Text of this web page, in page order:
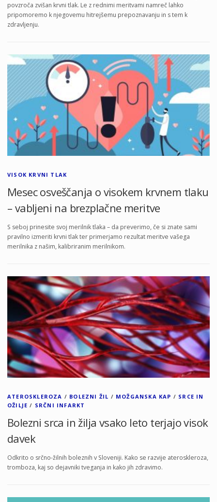
povzroča zvišan krvni tlak. Le z rednimi meritvami namreč lahko
pripomoremo k njegovemu hitrejšemu prepoznavanju in s tem k
zdravljenju.
VISOK KRVNI TLAK
Mesec osveščanja o visokem krvnem tlaku
– vabljeni na brezplačne meritve
S seboj prinesite svoj merilnik tlaka – da preverimo, če si znate sami
pravilno izmeriti krvni tlak ter primerjamo rezultat meritve vašega
merilnika z našim, kalibriranim merilnikom.
ATEROSKLEROZA / BOLEZNI ŽIL / MOŽGANSKA KAP / SRCE IN
OŽILJE / SRČNI INFARKT
Bolezni srca in žilja vsako leto terjajo visok
davek
Odkrito o srčno-žilnih boleznih v Sloveniji. Kako se razvije ateroskleroza,
tromboza, kaj so dejavniki tveganja in kako jih zdravimo.